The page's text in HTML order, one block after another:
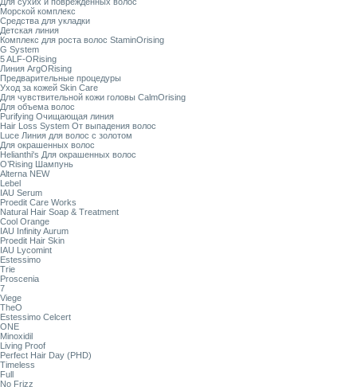
Морской комплекс
Средства для укладки
Детская линия
Комплекс для роста волос StaminOrising
G System
5 ALF-ORising
Линия ArgORising
Предварительные процедуры
Уход за кожей Skin Care
Для чувствительной кожи головы CalmOrising
Для объема волос
Purifying Очищающая линия
Hair Loss System От выпадения волос
Luce Линия для волос с золотом
Для окрашенных волос
Helianthi's Для окрашенных волос
O’Rising Шампунь
Alterna NEW
Lebel
IAU Serum
Proedit Care Works
Natural Hair Soap & Treatment
Cool Orange
IAU Infinity Aurum
Proedit Hair Skin
IAU Lycomint
Estessimo
Trie
Proscenia
7
Viege
TheO
Estessimo Celcert
ONE
Minoxidil
Living Proof
Perfect Hair Day (PHD)
Timeless
Full
No Frizz